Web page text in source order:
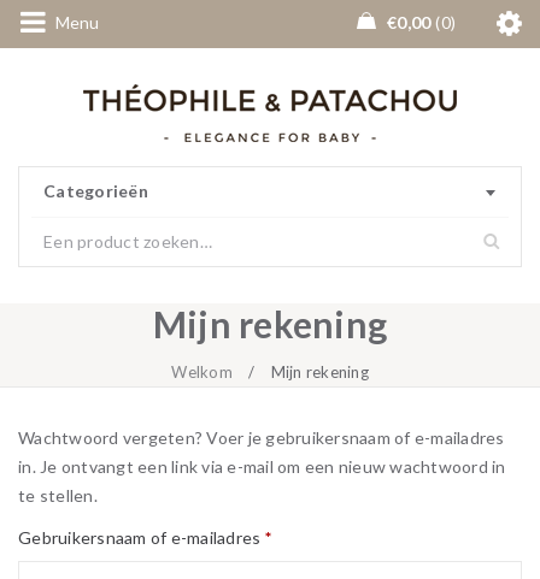
Menu €0,00 0
Categorieën
Mijn rekening
Welkom / Mijn rekening
Wachtwoord vergeten? Voer je gebruikersnaam of e-mailadres
in. Je ontvangt een link via e-mail om een nieuw wachtwoord in
te stellen.
Gebruikersnaam of e-mailadres *